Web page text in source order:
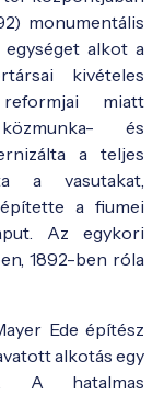
monumentális
egységet alkot a
kivételes
miatt
közmunka- és
a teljes
a vasutakat,
a fiumei
Az egykori
1892-ben róla
Ede építész
alkotás egy
A hatalmas